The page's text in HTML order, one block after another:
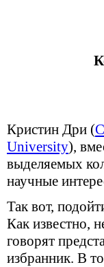
Кристин Дри (
University),
выделяемых
научные
Так вот,
Как известно,
говорят
избранник. В